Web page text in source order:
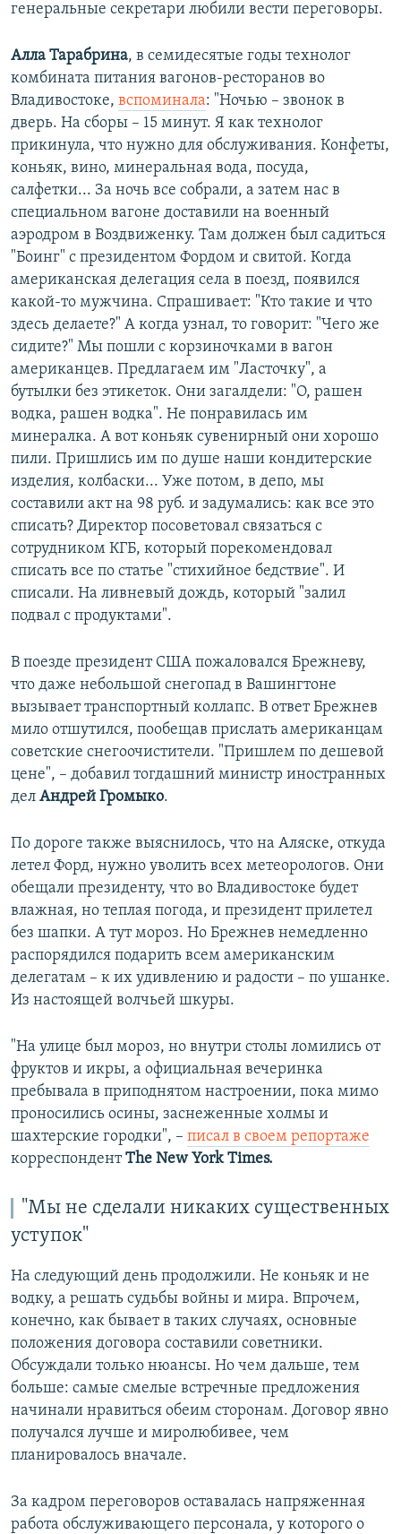
генеральные секретари любили вести переговоры.
Алла Тарабрина, в семидесятые годы технолог
комбината питания вагонов-ресторанов во
Владивостоке, вспоминала: "Ночью – звонок в
дверь. На сборы – 15 минут. Я как технолог
прикинула, что нужно для обслуживания. Конфеты,
коньяк, вино, минеральная вода, посуда,
салфетки... За ночь все собрали, а затем нас в
специальном вагоне доставили на военный
аэродром в Воздвиженку. Там должен был садиться
"Боинг" с президентом Фордом и свитой. Когда
американская делегация села в поезд, появился
какой-то мужчина. Спрашивает: "Кто такие и что
здесь делаете?" А когда узнал, то говорит: "Чего же
сидите?" Мы пошли с корзиночками в вагон
американцев. Предлагаем им "Ласточку", а
бутылки без этикеток. Они загалдели: "О, рашен
водка, рашен водка". Не понравилась им
минералка. А вот коньяк сувенирный они хорошо
пили. Пришлись им по душе наши кондитерские
изделия, колбаски... Уже потом, в депо, мы
составили акт на 98 руб. и задумались: как все это
списать? Директор посоветовал связаться с
сотрудником КГБ, который порекомендовал
списать все по статье "стихийное бедствие". И
списали. На ливневый дождь, который "залил
подвал с продуктами".
В поезде президент США пожаловался Брежневу,
что даже небольшой снегопад в Вашингтоне
вызывает транспортный коллапс. В ответ Брежнев
мило отшутился, пообещав прислать американцам
советские снегоочистители. "Пришлем по дешевой
цене", – добавил тогдашний министр иностранных
дел Андрей Громыко.
По дороге также выяснилось, что на Аляске, откуда
летел Форд, нужно уволить всех метеорологов. Они
обещали президенту, что во Владивостоке будет
влажная, но теплая погода, и президент прилетел
без шапки. А тут мороз. Но Брежнев немедленно
распорядился подарить всем американским
делегатам – к их удивлению и радости – по ушанке.
Из настоящей волчьей шкуры.
"На улице был мороз, но внутри столы ломились от
фруктов и икры, а официальная вечеринка
пребывала в приподнятом настроении, пока мимо
проносились осины, заснеженные холмы и
шахтерские городки", – писал в своем репортаже
корреспондентThe New York Times.
"Мы не сделали никаких существенных
уступок"
На следующий день продолжили. Не коньяк и не
водку, а решать судьбы войны и мира. Впрочем,
конечно, как бывает в таких случаях, основные
положения договора составили советники.
Обсуждали только нюансы. Но чем дальше, тем
больше: самые смелые встречные предложения
начинали нравиться обеим сторонам. Договор явно
получался лучше и миролюбивее, чем
планировалось вначале.
За кадром переговоров оставалась напряженная
работа обслуживающего персонала, у которого о